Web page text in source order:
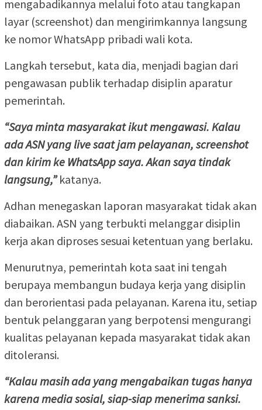
mengabadikannya melalui foto atau tangkapan
layar (screenshot) dan mengirimkannya langsung
ke nomor WhatsApp pribadi wali kota.
Langkah tersebut, kata dia, menjadi bagian dari
pengawasan publik terhadap disiplin aparatur
pemerintah.
“Saya minta masyarakat ikut mengawasi. Kalau
ada ASN yang live saat jam pelayanan, screenshot
dan kirim ke WhatsApp saya. Akan saya tindak
langsung,”katanya.
Adhan menegaskan laporan masyarakat tidak akan
diabaikan. ASN yang terbukti melanggar disiplin
kerja akan diproses sesuai ketentuan yang berlaku.
Menurutnya, pemerintah kota saat ini tengah
berupaya membangun budaya kerja yang disiplin
dan berorientasi pada pelayanan. Karena itu, setiap
bentuk pelanggaran yang berpotensi mengurangi
kualitas pelayanan kepada masyarakat tidak akan
ditoleransi.
“Kalau masih ada yang mengabaikan tugas hanya
karena media sosial, siap-siap menerima sanksi.